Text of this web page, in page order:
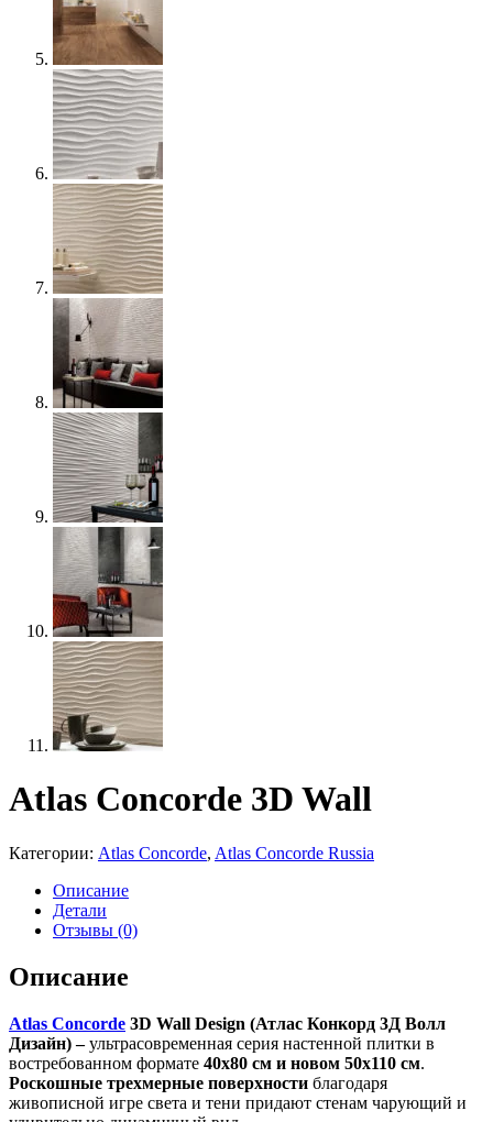
Atlas Concorde 3D Wall
Категории: Atlas Concorde, Atlas Concorde Russia
Описание
Детали
Отзывы (0)
Описание
Atlas Concorde 3D Wall Design (Атлас Конкорд 3Д Волл
Дизайн) –ультрасовременная серия настенной плитки в
востребованном формате 40х80 см и новом 50х110 см.
Роскошные трехмерные поверхности благодаря
живописной игре света и тени придают стенам чарующий и